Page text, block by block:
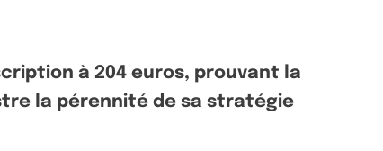
à 204 euros, prouvant la
la pérennité de sa stratégie